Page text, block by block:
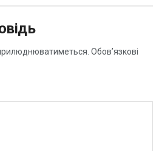
Обов’язкові